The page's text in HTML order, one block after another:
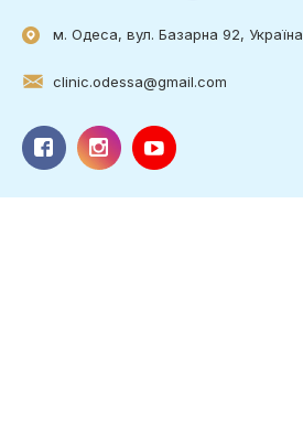
м. Одеса, вул. Базарна 92, Україна
clinic.odessa@gmail.com